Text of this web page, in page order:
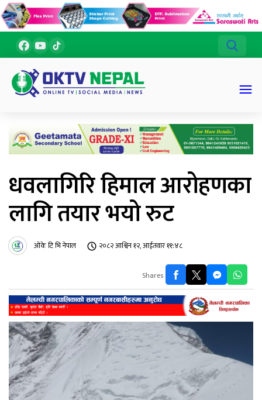
धवलागिरि हिमाल आरोहणका
लागि तयार भयो रुट
ओके टि भि नेपाल २०८२ आश्विन १२, आईतवार ११:४८
Shares